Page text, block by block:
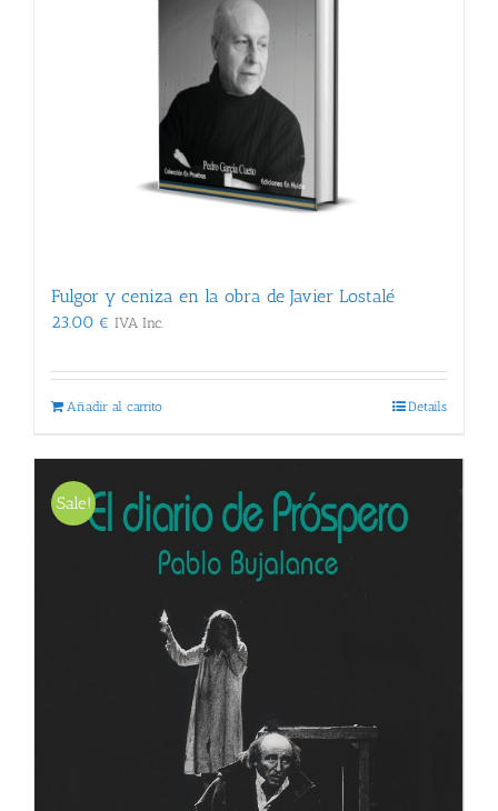
Fulgor y ceniza en la obra de Javier Lostalé
23.00 € IVA Inc.
Añadir al carrito Details
Sale!